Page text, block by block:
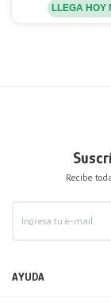
LLEGA HOY
Recibe
AYUDA